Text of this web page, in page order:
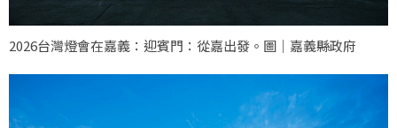
2026台灣燈會在嘉義：迎賓門：從嘉出發。圖｜嘉義縣政府